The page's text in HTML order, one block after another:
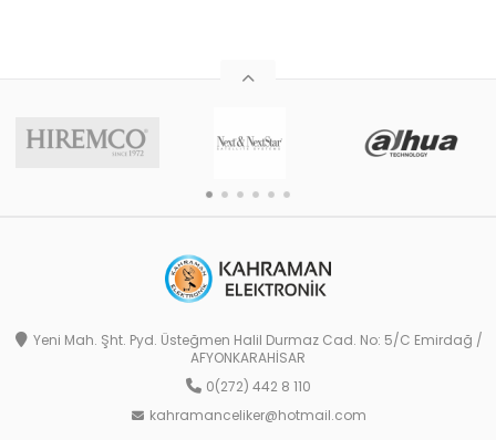
Yeni Mah. Şht. Pyd. Üsteğmen Halil Durmaz Cad. No: 5/C Emirdağ /
AFYONKARAHİSAR
0(272) 442 8 110
kahramanceliker@hotmail.com